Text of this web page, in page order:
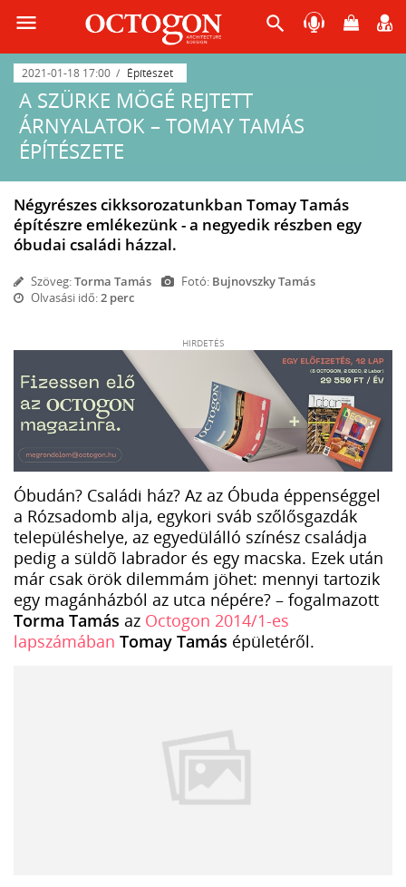
menu search
2021-01-18 17:00 Építészet
A SZÜRKE MÖGÉ REJTETT
ÁRNYALATOK – TOMAY TAMÁS
ÉPÍTÉSZETE
Négyrészes cikksorozatunkban Tomay Tamás
építészre emlékezünk - a negyedik részben egy
óbudai családi házzal.
Szöveg:Torma Tamás Fotó: Bujnovszky Tamás
Olvasási idő:2 perc
HIRDETÉS
Óbudán? Családi ház? Az az Óbuda éppenséggel
a Rózsadomb alja, egykori sváb szőlősgazdák
településhelye, az egyedülálló színész családja
pedig a süldõ labrador és egy macska. Ezek után
már csak örök dilemmám jöhet: mennyi tartozik
egy magánházból az utca népére? – fogalmazott
Torma Tamás az Octogon 2014/1-es
lapszámában Tomay Tamás épületéről.